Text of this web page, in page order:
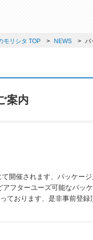
モリシタ TOP NEWS パ
案内
開催されます、パッケー
フターユーズ可能なパッ
ております、是非事前登